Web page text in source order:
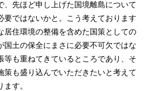
先ほど申し上げた国境離島について
要ではないかと。こう考えております
居住環境の整備を含めた国策としての
国土の保全にまさに必要不可欠ではな
等も重ねてきているところであり、そ
策も盛り込んでいただきたいと考えて
す。